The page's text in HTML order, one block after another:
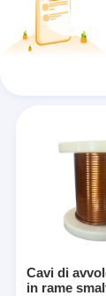
Cavi di
in rame